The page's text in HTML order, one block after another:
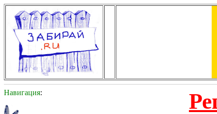
Навигация: